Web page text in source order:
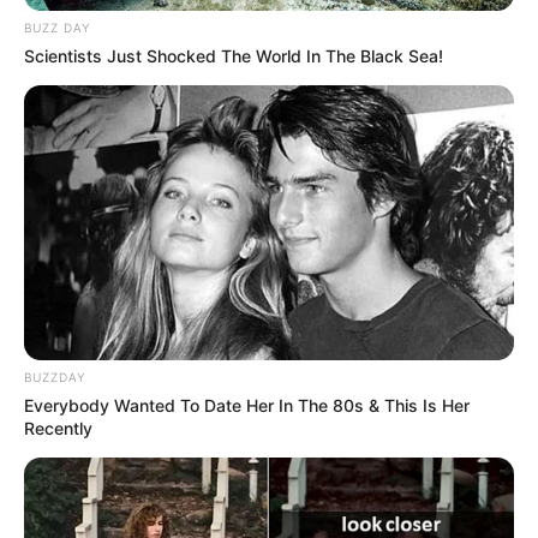
MANTÉNGASE EN ALERTA
Tenemos todas las noticias que le
interesan. Para estar bien informado, por
favor, active las notificaciones de Alerta.
ACTIVAR AHORA
TEMAS DESTACADOS
EMERGENCIAS POR LLUVIAS
METRO DE MEDELLÍN
ELECCIONES PRESIDENCIALES
BUZZ DAY
Scientists Just Shocked The World In The Black Sea!
BUZZDAY
Everybody Wanted To Date Her In The 80s & This Is Her
Recently